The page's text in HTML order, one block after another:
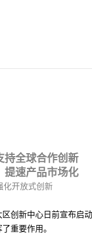
持全球合作创新
提速产品市场化
区创新中心日前宣布启
重要作用。